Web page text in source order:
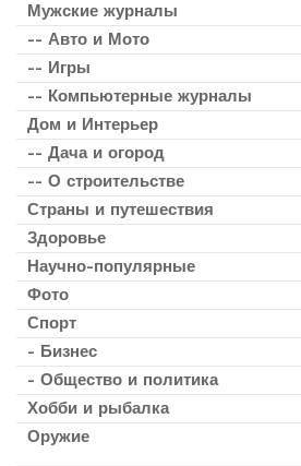
Мужские журналы
-- Авто и Мото
-- Игры
-- Компьютерные журналы
Дом и Интерьер
-- Дача и огород
-- О строительстве
Страны и путешествия
Здоровье
Научно-популярные
Фото
Спорт
- Бизнес
- Общество и политика
Хобби и рыбалка
Оружие